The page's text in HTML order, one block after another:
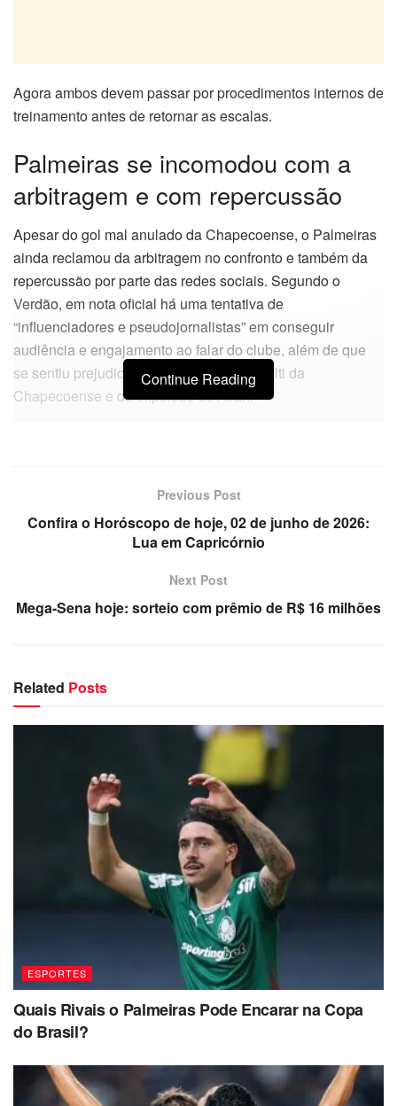
Agora ambos devem passar por procedimentos internos de
treinamento antes de retornar as escalas.
Palmeiras se incomodou com a
arbitragem e com repercussão
Apesar do gol mal anulado da Chapecoense, o Palmeiras
ainda reclamou da arbitragem no confronto e também da
repercussão por parte das redes sociais. Segundo o
Verdão, em nota oficial há uma tentativa de
“influenciadores e pseudojornalistas” em conseguir
audiência e engajamento ao falar do clube, além de que
se sentiu prejudicado nos lances do pênalti da
Chapecoense e da expulsão de Allan.
Continue Reading
Previous Post
Confira o Horóscopo de hoje, 02 de junho de 2026:
Lua em Capricórnio
Next Post
Mega-Sena hoje: sorteio com prêmio de R$ 16 milhões
Related Posts
ESPORTES
Quais Rivais o Palmeiras Pode Encarar na Copa
do Brasil?